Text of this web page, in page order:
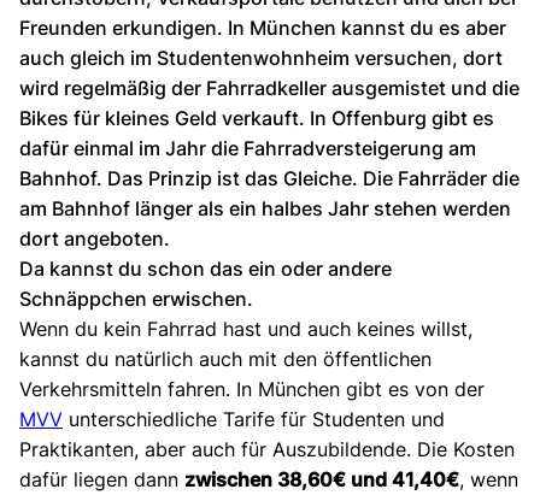
Freunden erkundigen. In München kannst du es aber
auch gleich im Studentenwohnheim versuchen, dort
wird regelmäßig der Fahrradkeller ausgemistet und die
Bikes für kleines Geld verkauft. In Offenburg gibt es
dafür einmal im Jahr die Fahrradversteigerung am
Bahnhof. Das Prinzip ist das Gleiche. Die Fahrräder die
am Bahnhof länger als ein halbes Jahr stehen werden
dort angeboten.
Da kannst du schon das ein oder andere
Schnäppchen erwischen.
Wenn du kein Fahrrad hast und auch keines willst,
kannst du natürlich auch mit den öffentlichen
Verkehrsmitteln fahren. In München gibt es von der
MVV unterschiedliche Tarife für Studenten und
Praktikanten, aber auch für Auszubildende. Die Kosten
dafür liegen dann zwischen 38,60€ und 41,40€, wenn